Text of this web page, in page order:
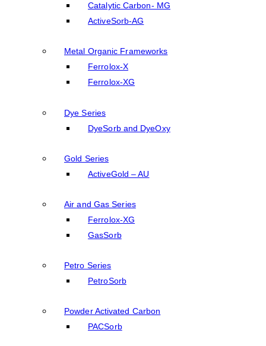
Catalytic Carbon- MG
ActiveSorb-AG
Metal Organic Frameworks
Ferrolox-X
Ferrolox-XG
Dye Series
DyeSorb and DyeOxy
Gold Series
ActiveGold – AU
Air and Gas Series
Ferrolox-XG
GasSorb
Petro Series
PetroSorb
Powder Activated Carbon
PACSorb